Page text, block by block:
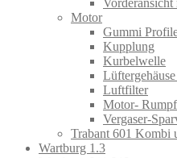
Motor
Gummi
Kupplung
Kurbelwelle
Luftfilter
Motor-
Vergaser-
Trabant 601 Kombi
Wartburg 1.3